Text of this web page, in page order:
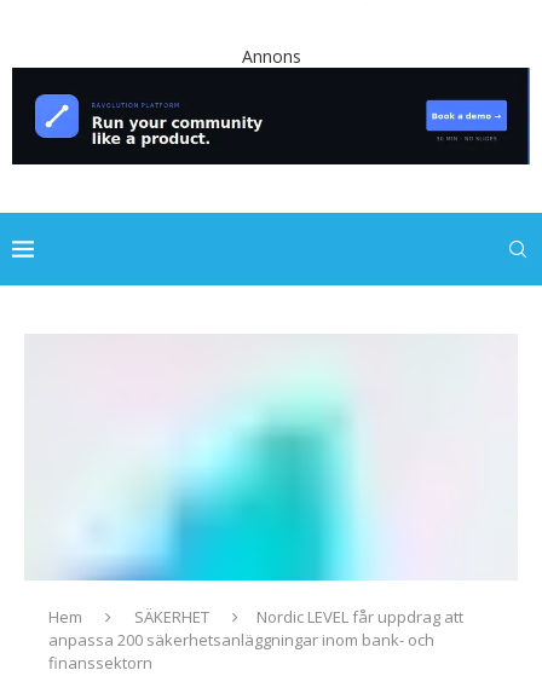
Annons
Hem SÄKERHET
Nordic LEVEL får uppdrag att
anpassa 200 säkerhetsanläggningar inom bank- och
finanssektorn